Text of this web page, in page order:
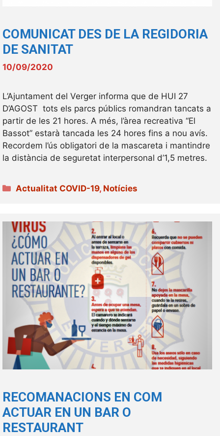
COMUNICAT DES DE LA REGIDORIA
DE SANITAT
10/09/2020
L’Ajuntament del Verger informa que de HUI 27
D’AGOST tots els parcs públics romandran tancats a
partir de les 21 hores. A més, l’àrea recreativa “El
Bassot” estarà tancada les 24 hores fins a nou avís.
Recordem l’ús obligatori de la mascareta i mantindre
la distància de seguretat interpersonal d’1,5 metres.
Categories
Actualitat COVID-19, Notícies
RECOMANACIONS EN COM
ACTUAR EN UN BAR O
RESTAURANT